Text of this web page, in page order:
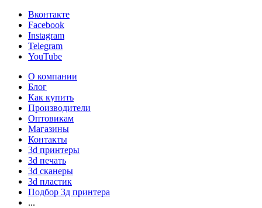
Вконтакте
Facebook
Instagram
Telegram
YouTube
О компании
Блог
Как купить
Производители
Оптовикам
Магазины
Контакты
3d принтеры
3d печать
3d сканеры
3d пластик
Подбор 3д принтера
...